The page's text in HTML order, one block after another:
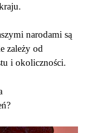
narodami są
zależy od
i okoliczności.